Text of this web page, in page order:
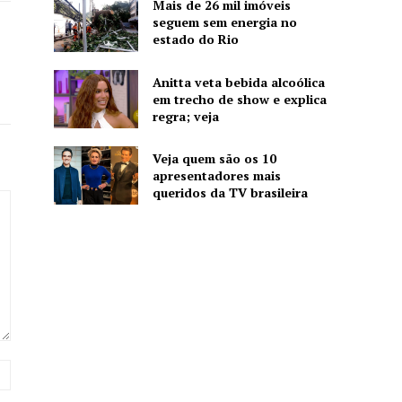
Mais de 26 mil imóveis
seguem sem energia no
estado do Rio
Anitta veta bebida alcoólica
em trecho de show e explica
regra; veja
Veja quem são os 10
apresentadores mais
queridos da TV brasileira